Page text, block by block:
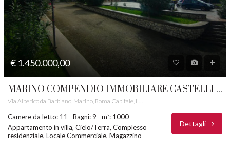
€ 1.450.000,00
MARINO COMPENDIO IMMOBILIARE CASTELLI ROMANI RIF. 38
Via Alberico da Barbiano, Marino, Roma Capitale, Lazio, 00046, Italia
Camere da letto: 11 Bagni: 9
m²: 1000
Appartamento in villa, Cielo/Terra, Complesso
residenziale, Locale Commerciale, Magazzino
Dettagli